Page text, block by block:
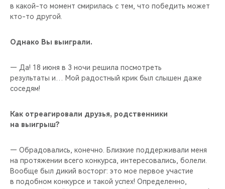
в какой-то момент смирилась с тем, что победить может
кто-то другой.
Однако Вы выиграли.
— Да! 18 июня в 3 ночи решила посмотреть
результаты и… Мой радостный крик был слышен даже
соседям!
Как отреагировали друзья, родственники
на выигрыш?
— Обрадовались, конечно. Близкие поддерживали меня
на протяжении всего конкурса, интересовались, болели.
Вообще был дикий восторг: это мое первое участие
в подобном конкурсе и такой успех! Определенно,